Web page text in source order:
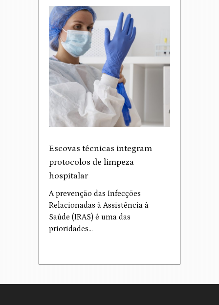
Escovas técnicas integram
protocolos de limpeza
hospitalar
A prevenção das Infecções
Relacionadas à Assistência à
Saúde (IRAS) é uma das
prioridades…